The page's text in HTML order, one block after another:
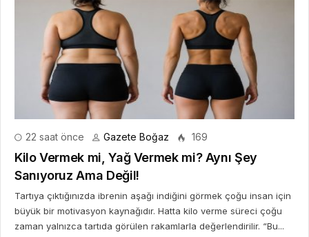
22 saat önce Gazete Boğaz 169
Kilo Vermek mi, Yağ Vermek mi? Aynı Şey
Sanıyoruz Ama Değil!
Tartıya çıktığınızda ibrenin aşağı indiğini görmek çoğu insan için
büyük bir motivasyon kaynağıdır. Hatta kilo verme süreci çoğu
zaman yalnızca tartıda görülen rakamlarla değerlendirilir. “Bu...